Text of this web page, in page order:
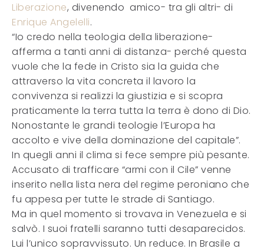
Liberazione, divenendo amico- tra gli altri- di
Enrique Angelelli.
“Io credo nella teologia della liberazione-
afferma a tanti anni di distanza- perché questa
vuole che la fede in Cristo sia la guida che
attraverso la vita concreta il lavoro la
convivenza si realizzi la giustizia e si scopra
praticamente la terra tutta la terra è dono di Dio.
Nonostante le grandi teologie l’Europa ha
accolto e vive della dominazione del capitale”.
In quegli anni il clima si fece sempre più pesante.
Accusato di trafficare “armi con il Cile” venne
inserito nella lista nera del regime peroniano che
fu appesa per tutte le strade di Santiago.
Ma in quel momento si trovava in Venezuela e si
salvò. I suoi fratelli saranno tutti desaparecidos.
Lui l’unico sopravvissuto. Un reduce. In Brasile a